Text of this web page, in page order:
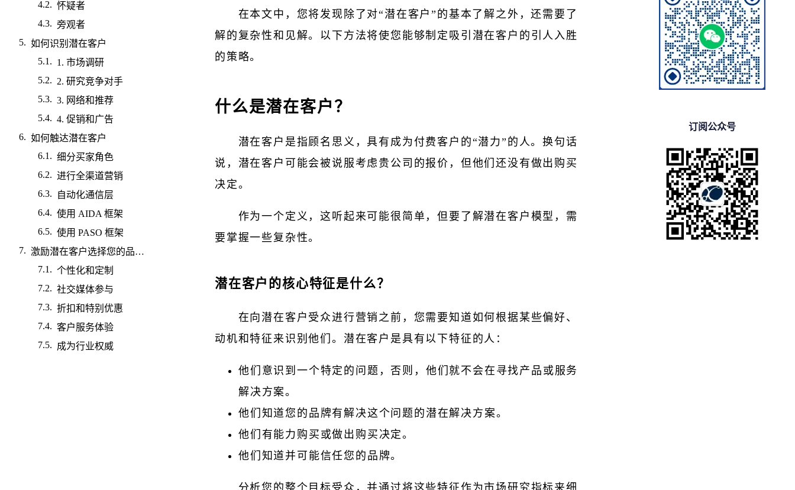
怀疑者
旁观者
如何识别潜在客户
1. 市场调研
2. 研究竞争对手
3. 网络和推荐
4. 促销和广告
如何触达潜在客户
细分买家角色
进行全渠道营销
自动化通信层
使用 AIDA 框架
使用 PASO 框架
激励潜在客户选择您的品牌的技巧
个性化和定制
社交媒体参与
折扣和特别优惠
客户服务体验
成为行业权威
在本文中，您将发现除了对“潜在客户”的基本了解之外，还需要了
解的复杂性和见解。以下方法将使您能够制定吸引潜在客户的引人入胜
的策略。
什么是潜在客户？
潜在客户是指顾名思义，具有成为付费客户的“潜力”的人。换句话
说，潜在客户可能会被说服考虑贵公司的报价，但他们还没有做出购买
决定。
作为一个定义，这听起来可能很简单，但要了解潜在客户模型，需
要掌握一些复杂性。
潜在客户的核心特征是什么？
在向潜在客户受众进行营销之前，您需要知道如何根据某些偏好、
动机和特征来识别他们。潜在客户是具有以下特征的人：
他们意识到一个特定的问题，否则，他们就不会在寻找产品或服务
解决方案。
他们知道您的品牌有解决这个问题的潜在解决方案。
他们有能力购买或做出购买决定。
他们知道并可能信任您的品牌。
分析您的整个目标受众，并通过将这些特征作为市场研究指标来细
订阅公众号